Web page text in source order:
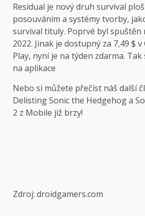
Residual je nový druh survival
posouváním a systémy tvorby,
survival tituly. Poprvé byl spuštěn
2022. Jinak je dostupný za 7,49 $
Play, nyní je na týden zdarma.
na aplikace
Nebo si můžete přečíst náš další
Delisting Sonic the Hedgehog a
2 z Mobile již brzy!
Zdroj: droidgamers.com